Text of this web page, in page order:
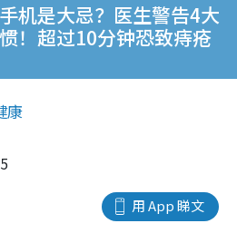
机是大忌？医生警告4大
！超过10分钟恐致痔疮
康
用 App 睇文